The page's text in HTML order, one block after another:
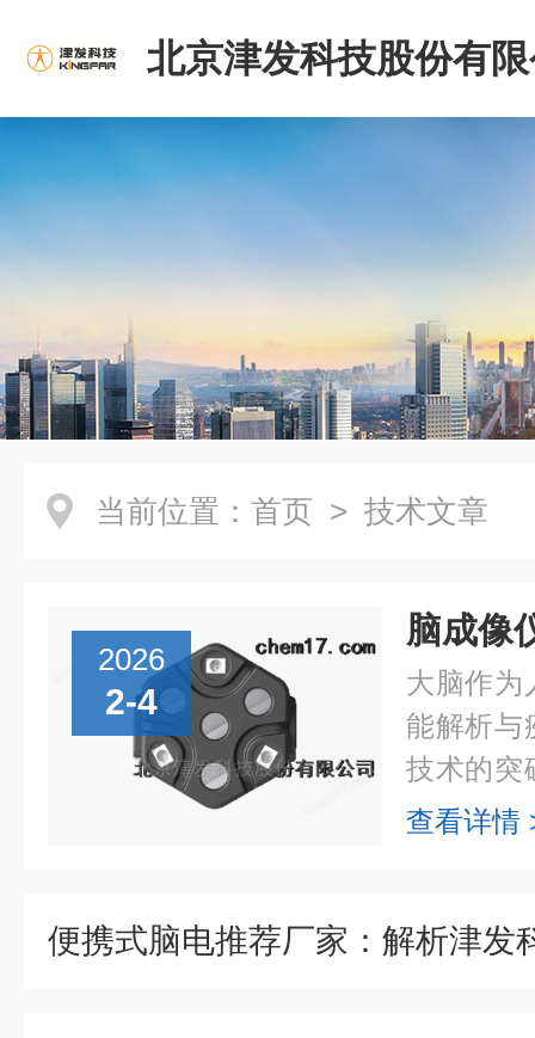
北京津发科技股份有
当前位置： 首页 > 技术文章
2026
2-4
大脑作为
能解析与
技术的突
脑奥秘的
查看详情